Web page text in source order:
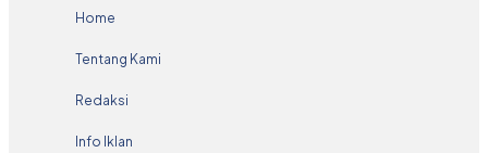
Home
Tentang Kami
Redaksi
Info Iklan